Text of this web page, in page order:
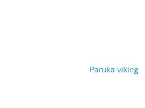
Paruka viking